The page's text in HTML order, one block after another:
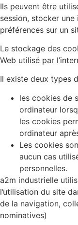
Ils peuvent être
session, stocker
préférences sur un
Le stockage des
Web utilisé par
Il existe deux types
les cookies de
ordinateur
les cookies
ordinateur
Les cookies
aucun cas
personnelles.
a2m industrielle
l’utilisation du site
de la navigation,
nominatives)